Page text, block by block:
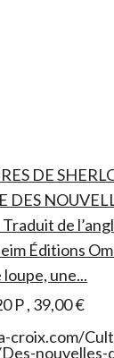
DE
DES
de
Éditions
une...
P , 39,00 €
croix.com/
nouvelles-